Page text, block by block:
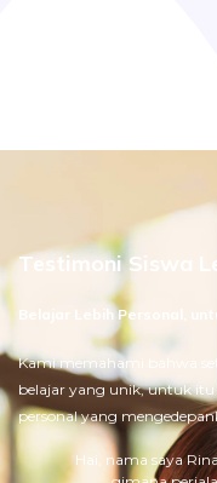
Testimoni Siswa
Belajar Lebih Personal,
Kami memahami bahwa
belajar yang unik, untuk
personal yang
Hai, nama saya